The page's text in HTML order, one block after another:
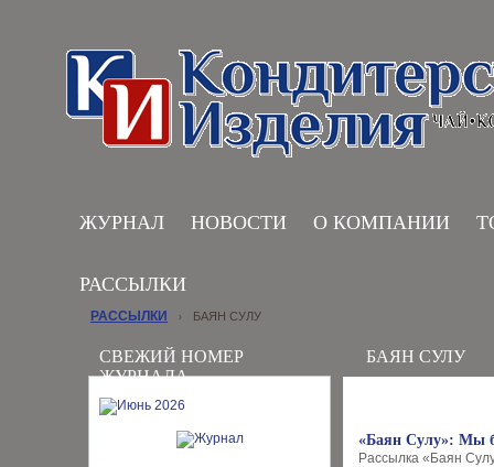
ЖУРНАЛ НОВОСТИ О КОМПАНИИ
РАССЫЛКИ
СВЕЖИЙ НОМЕР
ЖУРНАЛА
РАССЫЛКИ › БАЯН СУЛУ
БАЯН СУЛУ
«Баян Сулу»: Мы
Рассылка «Баян